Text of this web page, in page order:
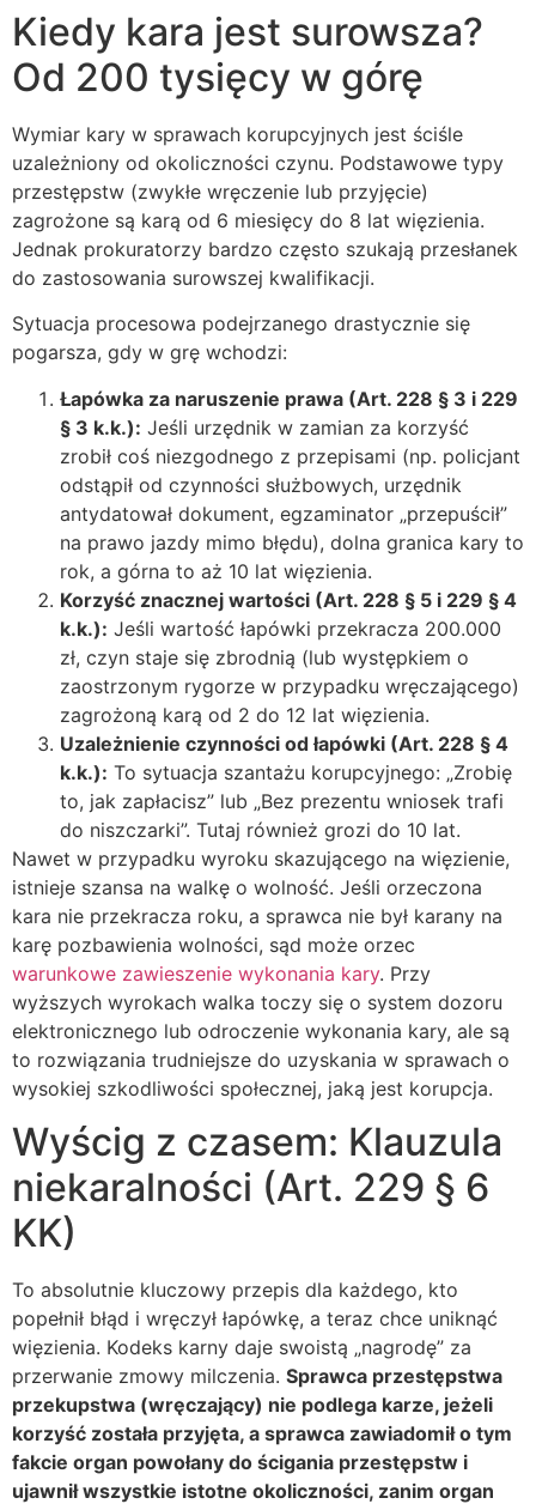
Kiedy kara jest surowsza?
Od 200 tysięcy w górę
Wymiar kary w sprawach korupcyjnych jest ściśle
uzależniony od okoliczności czynu. Podstawowe typy
przestępstw (zwykłe wręczenie lub przyjęcie)
zagrożone są karą od 6 miesięcy do 8 lat więzienia.
Jednak prokuratorzy bardzo często szukają przesłanek
do zastosowania surowszej kwalifikacji.
Sytuacja procesowa podejrzanego drastycznie się
pogarsza, gdy w grę wchodzi:
Łapówka za naruszenie prawa (Art. 228 § 3 i 229
§ 3 k.k.): Jeśli urzędnik w zamian za korzyść
zrobił coś niezgodnego z przepisami (np. policjant
odstąpił od czynności służbowych, urzędnik
antydatował dokument, egzaminator „przepuścił”
na prawo jazdy mimo błędu), dolna granica kary to
rok, a górna to aż 10 lat więzienia.
Korzyść znacznej wartości (Art. 228 § 5 i 229 § 4
k.k.): Jeśli wartość łapówki przekracza 200.000
zł, czyn staje się zbrodnią (lub występkiem o
zaostrzonym rygorze w przypadku wręczającego)
zagrożoną karą od 2 do 12 lat więzienia.
Uzależnienie czynności od łapówki (Art. 228 § 4
k.k.): To sytuacja szantażu korupcyjnego: „Zrobię
to, jak zapłacisz” lub „Bez prezentu wniosek trafi
do niszczarki”. Tutaj również grozi do 10 lat.
Nawet w przypadku wyroku skazującego na więzienie,
istnieje szansa na walkę o wolność. Jeśli orzeczona
kara nie przekracza roku, a sprawca nie był karany na
karę pozbawienia wolności, sąd może orzec
warunkowe zawieszenie wykonania kary. Przy
wyższych wyrokach walka toczy się o system dozoru
elektronicznego lub odroczenie wykonania kary, ale są
to rozwiązania trudniejsze do uzyskania w sprawach o
wysokiej szkodliwości społecznej, jaką jest korupcja.
Wyścig z czasem: Klauzula
niekaralności (Art. 229 § 6
KK)
To absolutnie kluczowy przepis dla każdego, kto
popełnił błąd i wręczył łapówkę, a teraz chce uniknąć
więzienia. Kodeks karny daje swoistą „nagrodę” za
przerwanie zmowy milczenia. Sprawca przestępstwa
przekupstwa (wręczający) nie podlega karze, jeżeli
korzyść została przyjęta, a sprawca zawiadomił o tym
fakcie organ powołany do ścigania przestępstw i
ujawnił wszystkie istotne okoliczności, zanim organ